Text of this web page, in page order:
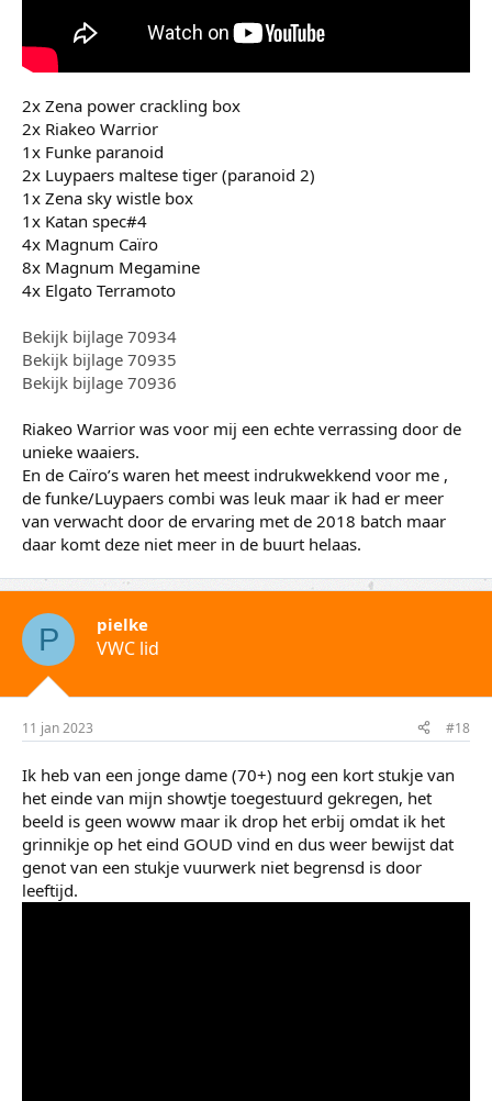
2x Zena power crackling box
2x Riakeo Warrior
1x Funke paranoid
2x Luypaers maltese tiger (paranoid 2)
1x Zena sky wistle box
1x Katan spec#4
4x Magnum Caïro
8x Magnum Megamine
4x Elgato Terramoto
Bekijk bijlage 70934
Bekijk bijlage 70935
Bekijk bijlage 70936
Riakeo Warrior was voor mij een echte verrassing door de
unieke waaiers.
En de Caïro’s waren het meest indrukwekkend voor me ,
de funke/Luypaers combi was leuk maar ik had er meer
van verwacht door de ervaring met de 2018 batch maar
daar komt deze niet meer in de buurt helaas.
P pielke
VWC lid
11 jan 2023 #18
Ik heb van een jonge dame (70+) nog een kort stukje van
het einde van mijn showtje toegestuurd gekregen, het
beeld is geen woww maar ik drop het erbij omdat ik het
grinnikje op het eind GOUD vind en dus weer bewijst dat
genot van een stukje vuurwerk niet begrensd is door
leeftijd.